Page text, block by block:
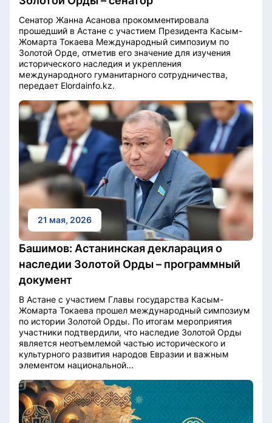
Сенатор Жанна Асанова прокомментировала
прошедший в Астане с участием Президента Касым-
Жомарта Токаева Международный симпозиум по
Золотой Орде, отметив его значение для изучения
исторического наследия и укрепления
международного гуманитарного сотрудничества,
передает Elordainfo.kz.
21 мая, 2026
Башимов: Астанинская декларация о
наследии Золотой Орды – программный
документ
В Астане с участием Главы государства Касым-
Жомарта Токаева прошел международный симпозиум
по истории Золотой Орды. По итогам мероприятия
участники подтвердили, что наследие Золотой Орды
является неотъемлемой частью исторического и
культурного развития народов Евразии и важным
элементом национальной...